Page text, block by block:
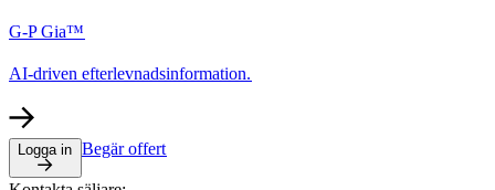
G-P Gia™​​
AI-driven efterlevnadsinformation.​​
Logga in​​ Begär offert​​